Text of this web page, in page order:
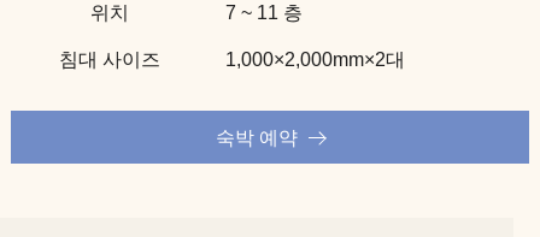
위치 7 ~ 11 층
침대 사이즈 1,000×2,000mm×2대
숙박 예약